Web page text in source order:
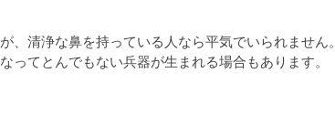
清浄な鼻を持っている人なら平気でいられません。
てとんでもない兵器が生まれる場合もあります。